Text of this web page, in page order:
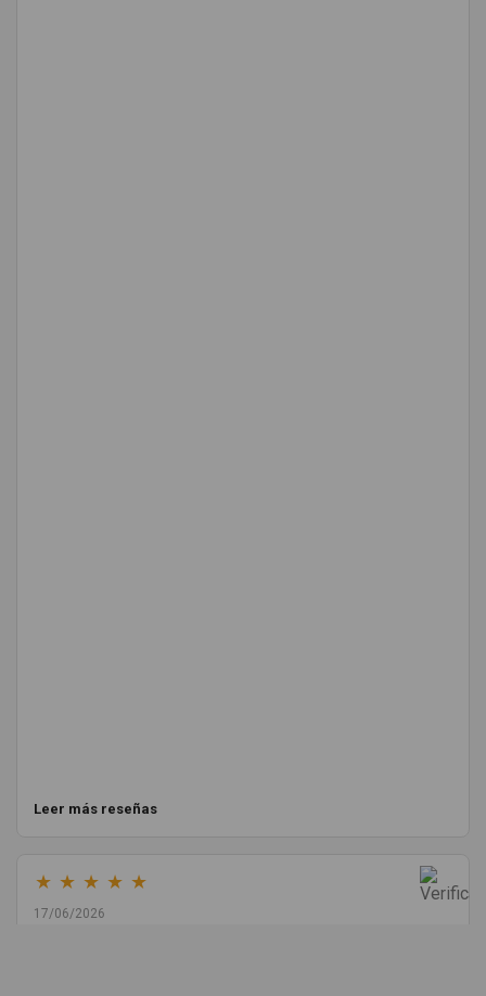
Leer más reseñas
★ ★ ★ ★ ★
17/06/2026